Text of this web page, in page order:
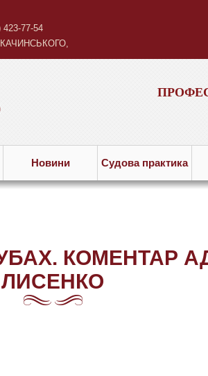
423-77-54
Новини Судова практика
КОМЕНТАР
ЛИСЕНКО